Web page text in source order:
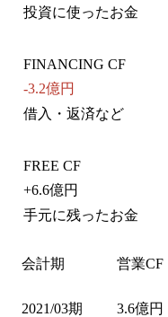
投資に使ったお金
FINANCING CF
-3.2億円
借入・返済など
FREE CF
+6.6億円
手元に残ったお金
会計期 営業CF
2021/03期 3.6億円